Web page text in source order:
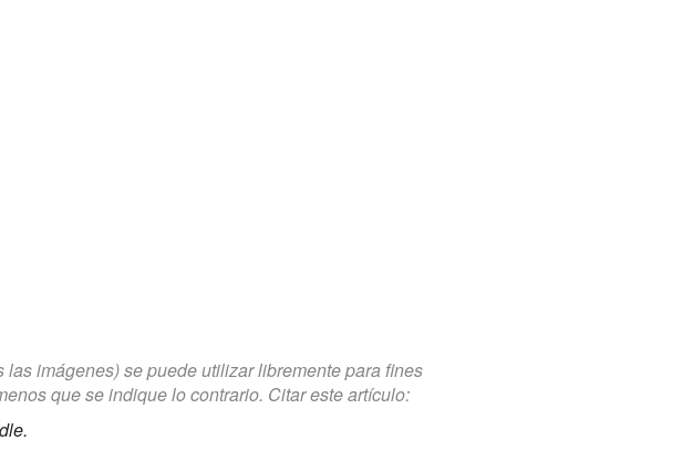
imágenes) se puede utilizar libremente para fines
que se indique lo contrario. Citar este artículo: